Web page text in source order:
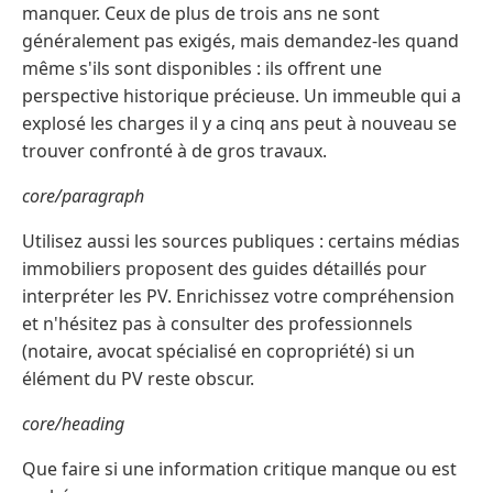
manquer. Ceux de plus de trois ans ne sont
généralement pas exigés, mais demandez-les quand
même s'ils sont disponibles : ils offrent une
perspective historique précieuse. Un immeuble qui a
explosé les charges il y a cinq ans peut à nouveau se
trouver confronté à de gros travaux.
core/paragraph
Utilisez aussi les sources publiques : certains médias
immobiliers proposent des guides détaillés pour
interpréter les PV. Enrichissez votre compréhension
et n'hésitez pas à consulter des professionnels
(notaire, avocat spécialisé en copropriété) si un
élément du PV reste obscur.
core/heading
Que faire si une information critique manque ou est